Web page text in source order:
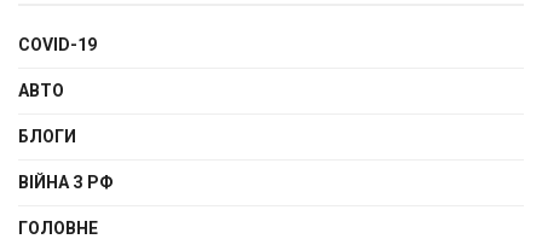
COVID-19
АВТО
БЛОГИ
ВІЙНА З РФ
ГОЛОВНЕ